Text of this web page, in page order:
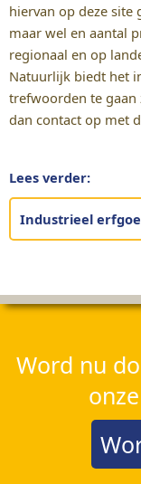
hiervan op deze site
maar wel en aantal
regionaal en op
Natuurlijk biedt het
trefwoorden te gaan
dan contact op met
Industrieel
Word nu